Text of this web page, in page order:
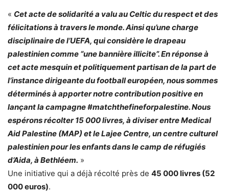
« Cet acte de solidarité a valu au Celtic du respect et des
félicitations à travers le monde. Ainsi qu’une charge
disciplinaire de l’UEFA, qui considère le drapeau
palestinien comme “une bannière illicite”. En réponse à
cet acte mesquin et politiquement partisan de la part de
l’instance dirigeante du football européen, nous sommes
déterminés à apporter notre contribution positive en
lançant la campagne #matchthefineforpalestine. Nous
espérons récolter 15 000 livres, à diviser entre Medical
Aid Palestine (MAP) et le Lajee Centre, un centre culturel
palestinien pour les enfants dans le camp de réfugiés
d’Aida, à Bethléem. »
Une initiative qui a déjà récolté près de 45 000 livres (52
000 euros).